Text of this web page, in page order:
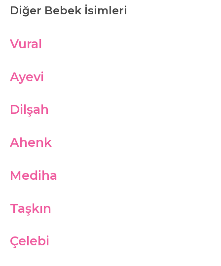
Diğer Bebek İsimleri
Vural
Ayevi
Dilşah
Ahenk
Mediha
Taşkın
Çelebi